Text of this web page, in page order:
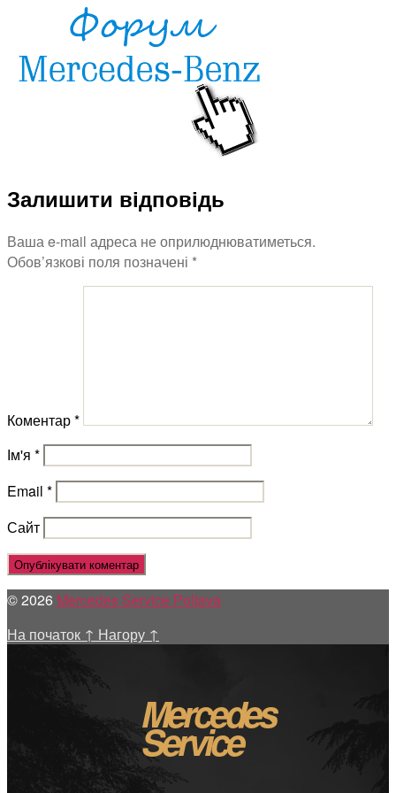
Залишити відповідь
Ваша e-mail адреса не оприлюднюватиметься.
Обов’язкові поля позначені *
Коментар*
Ім'я *
Email *
Сайт
© 2026 Mercedes Service Poltava
На початок ↑ Нагору ↑
Mercedes
Service